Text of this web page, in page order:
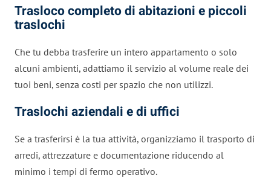
Trasloco completo di abitazioni e piccoli
traslochi
Che tu debba trasferire un intero appartamento o solo
alcuni ambienti, adattiamo il servizio al volume reale dei
tuoi beni, senza costi per spazio che non utilizzi.
Traslochi aziendali e di uffici
Se a trasferirsi è la tua attività, organizziamo il trasporto di
arredi, attrezzature e documentazione riducendo al
minimo i tempi di fermo operativo.